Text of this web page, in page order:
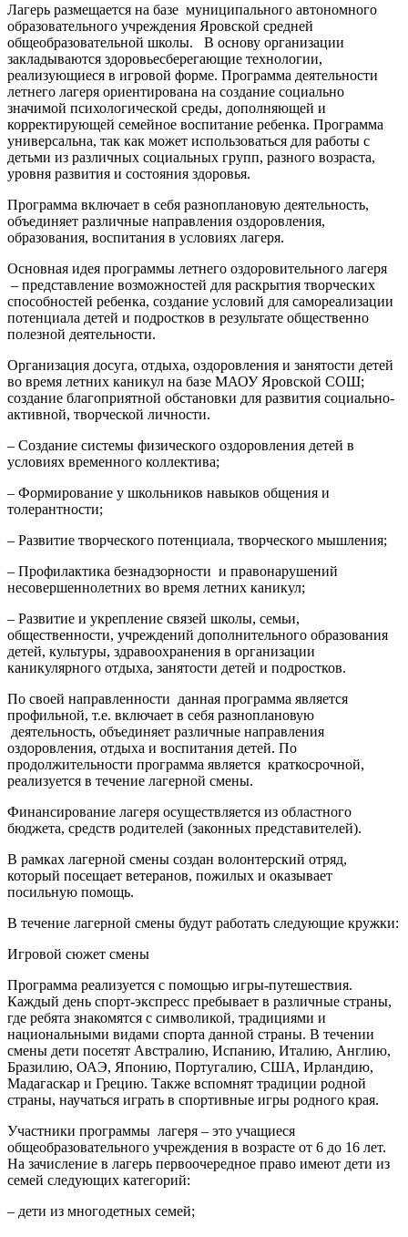
Лагерь размещается на базе муниципального автономного
образовательного учреждения Яровской средней
общеобразовательной школы. В основу организации
закладываются здоровьесберегающие технологии,
реализующиеся в игровой форме. Программа деятельности
летнего лагеря ориентирована на создание социально
значимой психологической среды, дополняющей и
корректирующей семейное воспитание ребенка. Программа
универсальна, так как может использоваться для работы с
детьми из различных социальных групп, разного возраста,
уровня развития и состояния здоровья.
Программа включает в себя разноплановую деятельность,
объединяет различные направления оздоровления,
образования, воспитания в условиях лагеря.
Основная идея программы летнего оздоровительного лагеря
– представление возможностей для раскрытия творческих
способностей ребенка, создание условий для самореализации
потенциала детей и подростков в результате общественно
полезной деятельности.
Организация досуга, отдыха, оздоровления и занятости детей
во время летних каникул на базе МАОУ Яровской СОШ;
создание благоприятной обстановки для развития социально-
активной, творческой личности.
– Создание системы физического оздоровления детей в
условиях временного коллектива;
– Формирование у школьников навыков общения и
толерантности;
– Развитие творческого потенциала, творческого мышления;
– Профилактика безнадзорности и правонарушений
несовершеннолетних во время летних каникул;
– Развитие и укрепление связей школы, семьи,
общественности, учреждений дополнительного образования
детей, культуры, здравоохранения в организации
каникулярного отдыха, занятости детей и подростков.
По своей направленности данная программа является
профильной, т.е. включает в себя разноплановую
деятельность, объединяет различные направления
оздоровления, отдыха и воспитания детей. По
продолжительности программа является краткосрочной,
реализуется в течение лагерной смены.
Финансирование лагеря осуществляется из областного
бюджета, средств родителей (законных представителей).
В рамках лагерной смены создан волонтерский отряд,
который посещает ветеранов, пожилых и оказывает
посильную помощь.
В течение лагерной смены будут работать следующие кружки:
Игровой сюжет смены
Программа реализуется с помощью игры-путешествия.
Каждый день спорт-экспресс пребывает в различные страны,
где ребята знакомятся с символикой, традициями и
национальными видами спорта данной страны. В течении
смены дети посетят Австралию, Испанию, Италию, Англию,
Бразилию, ОАЭ, Японию, Португалию, США, Ирландию,
Мадагаскар и Грецию. Также вспомнят традиции родной
страны, научаться играть в спортивные игры родного края.
Участники программы лагеря – это учащиеся
общеобразовательного учреждения в возрасте от 6 до 16 лет.
На зачисление в лагерь первоочередное право имеют дети из
семей следующих категорий:
– дети из многодетных семей;